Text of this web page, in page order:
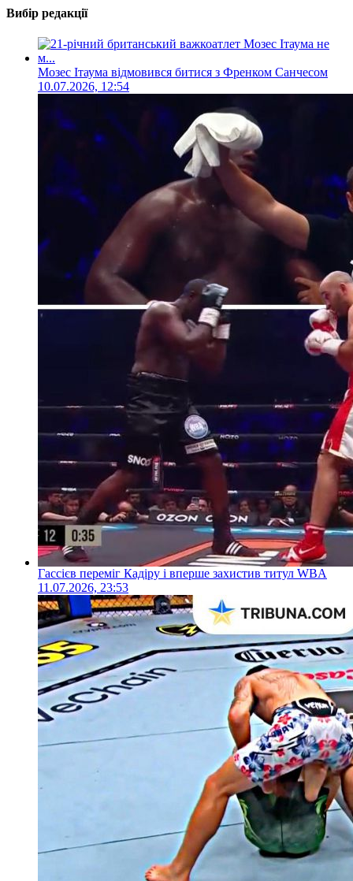
Вибір редакції
Мозес Ітаума відмовився битися з Френком Санчесом
10.07.2026, 12:54
Гассієв переміг Кадіру і вперше захистив титул WBA
11.07.2026, 23:53